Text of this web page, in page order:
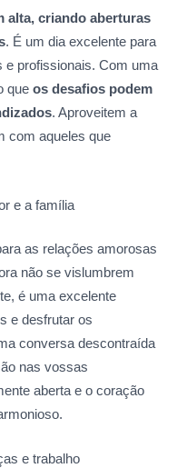
alta, criando aberturas
. É um dia excelente para
e profissionais. Com uma
que os desafios podem
. Aproveitem a
com aqueles que
e a família
as relações amorosas
não se vislumbrem
é uma excelente
e desfrutar os
conversa descontraída
nas vossas
aberta e o coração
e trabalho